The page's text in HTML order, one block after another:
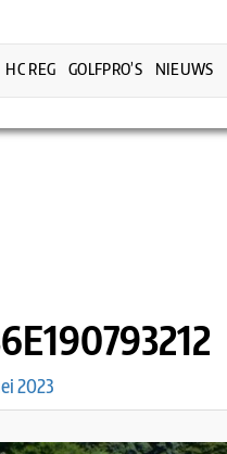
HC REG GOLFPRO’S NIEUWS
2023